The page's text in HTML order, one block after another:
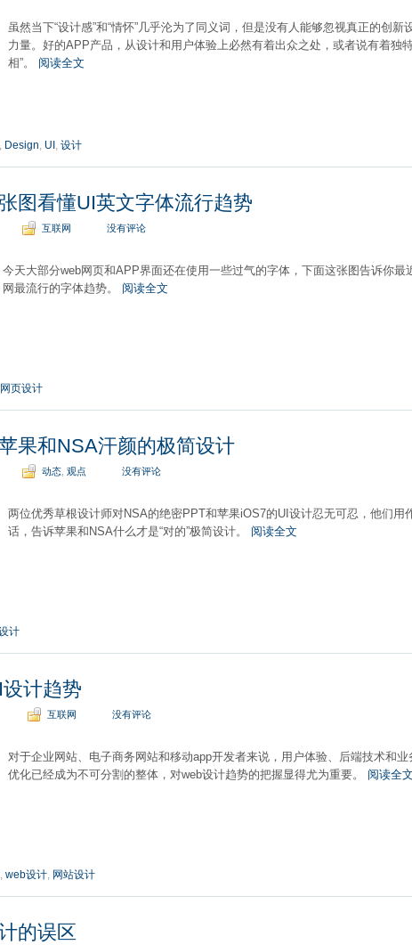
虽然当下“设计感”和“情怀”几乎沦为了同义词，但是没有人能够忽视真正的创新
力量。好的APP产品，从设计和用户体验上必然有着出众之处，或者说有着独
相”。 阅读全文
, Design, UI , 设计
图看懂UI英文字体流行趋势
互联网 没有评论
今天大部分web网页和APP界面还在使用一些过气的字体，下面这张图告诉你最
网最流行的字体趋势。 阅读全文
网页设计
果和NSA汗颜的极简设计
动态 观点 没有评论
两位优秀草根设计师对NSA的绝密PPT和苹果iOS7的UI设计忍无可忍，他们用
话，告诉苹果和NSA什么才是“对的”极简设计。 阅读全文
计
计趋势
互联网 没有评论
对于企业网站、电子商务网站和移动app开发者来说，用户体验、后端技术和业
优化已经成为不可分割的整体，对web设计趋势的把握显得尤为重要。 阅读全文
, web设计, 网站设计
的误区